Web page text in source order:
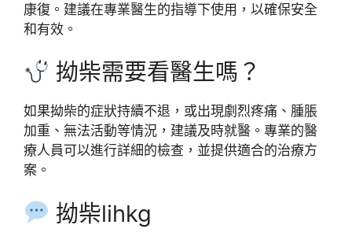
康復。建議在專業醫生的指導下使用，以確保安全
和有效。
拗柴需要看醫生嗎？
如果拗柴的症狀持續不退，或出現劇烈疼痛、腫脹
加重、無法活動等情況，建議及時就醫。專業的醫
療人員可以進行詳細的檢查，並提供適合的治療方
案。
拗柴lihkg